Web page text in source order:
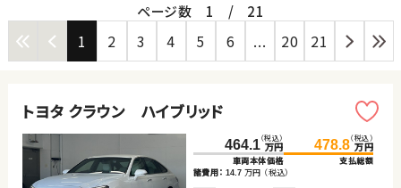
ページ数 1 / 21
1 2 3 4 5 6 ... 20 21
トヨタ クラウン ハイブリッド
464.1（税込）
万円
車両本体価格
478.8（税込）
万円
支払総額
諸費用： 14.7 万円 （税込）